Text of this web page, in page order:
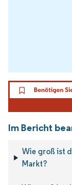
Im Bericht
Wie groß ist
Markt?